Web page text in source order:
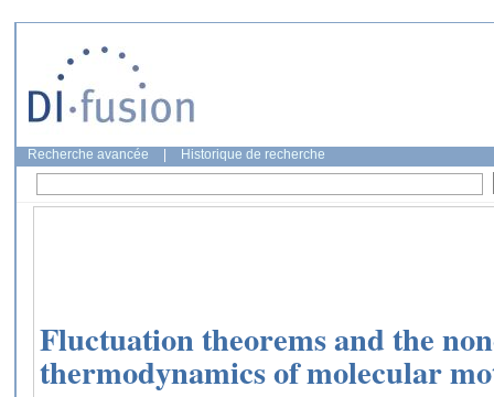
Recherche avancée Historique de recherche
Fluctuation theorems and the
thermodynamics of molecular